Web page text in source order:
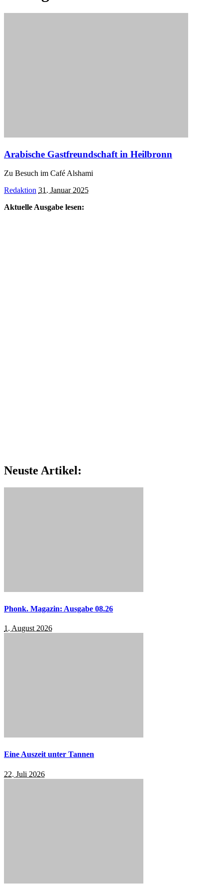
Arabische Gastfreundschaft in Heilbronn
Zu Besuch im Café Alshami
Posted
Redaktion 31. Januar 2025
Aktuelle Ausgabe lesen:
Neuste Artikel:
Phonk. Magazin: Ausgabe 08.26
1. August 2026
Eine Auszeit unter Tannen
22. Juli 2026